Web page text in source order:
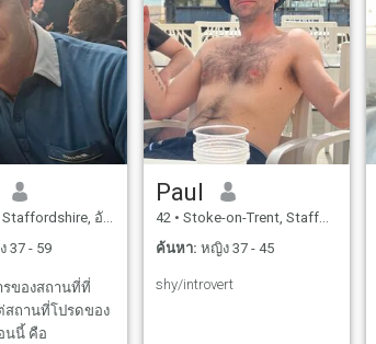
อังกฤษ
37 - 59
ของสถานที่ที่
สถานที่โปรดของ
นนี้ คือ
Paul
42 • Stoke-on-Trent, Staffordshire, อังกฤษ
ค้นหา: หญิง 37 - 45
shy/introvert